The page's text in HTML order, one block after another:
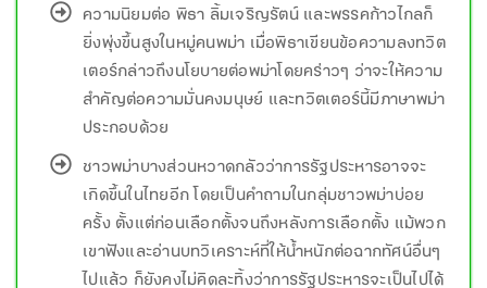
ความนิยมต่อ พิธา ลิ้มเจริญรัตน์ และพรรคก้าวไกลก็
ยิ่งพุ่งขึ้นสูงในหมู่คนพม่า เมื่อพิธาเขียนข้อความลงทวิต
เตอร์กล่าวถึงนโยบายต่อพม่าโดยคร่าวๆ ว่าจะให้ความ
สำคัญต่อความมั่นคงมนุษย์ และทวิตเตอร์นี้มีภาษาพม่า
ประกอบด้วย
ชาวพม่าบางส่วนหวาดกลัวว่าการรัฐประหารอาจจะ
เกิดขึ้นในไทยอีก โดยเป็นคำถามในกลุ่มชาวพม่าบ่อย
ครั้ง ตั้งแต่ก่อนเลือกตั้งจนถึงหลังการเลือกตั้ง แม้พวก
เขาฟังและอ่านบทวิเคราะห์ที่ให้น้ำหนักต่อฉากทัศน์อื่นๆ
ไปแล้ว ก็ยังคงไม่คิดละทิ้งว่าการรัฐประหารจะเป็นไปได้